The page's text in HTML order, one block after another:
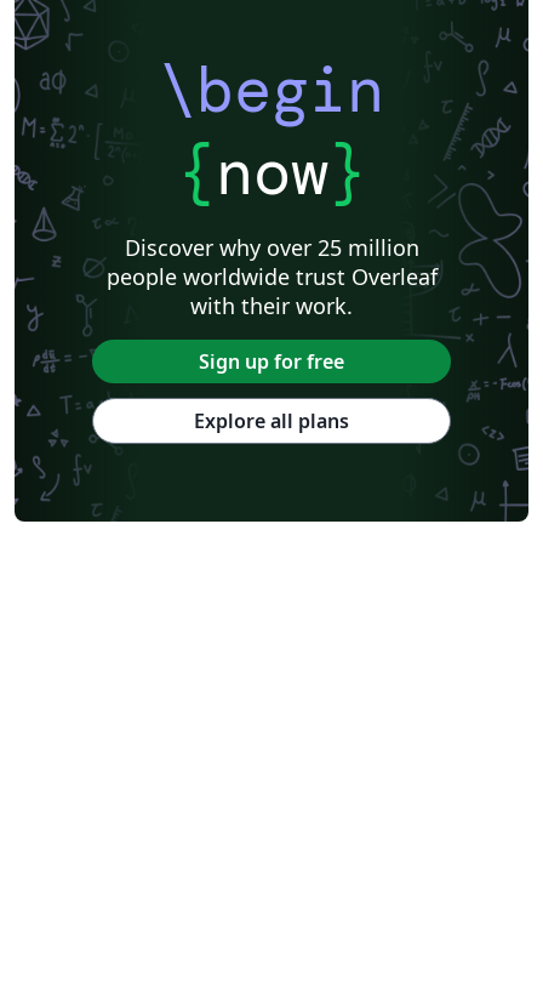
\begin
{now}
Discover why over 25 million
people worldwide trust Overleaf
with their work.
Sign up for free
Explore all plans